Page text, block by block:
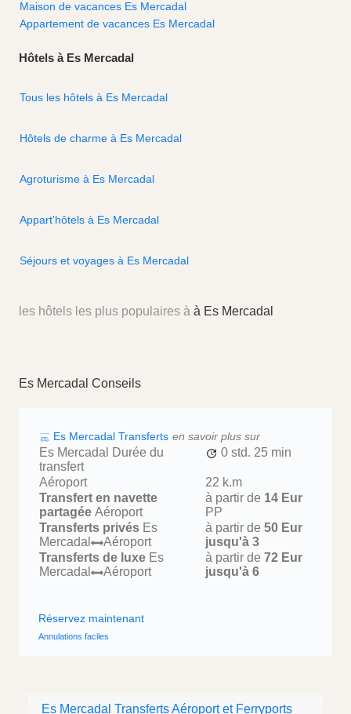
Maison de vacances Es Mercadal
Appartement de vacances Es Mercadal
Hôtels à Es Mercadal
Tous les hôtels à Es Mercadal
Hôtels de charme à Es Mercadal
Agroturisme à Es Mercadal
Appart'hôtels à Es Mercadal
Séjours et voyages à Es Mercadal
les hôtels les plus populaires à à Es Mercadal
Es Mercadal Conseils
Es Mercadal Transferts en savoir plus sur
Es Mercadal Durée du
transfert
0 std. 25 min
Aéroport
22 k.m
Transfert en navette
partagée Aéroport
à partir de 14 Eur
PP
Transferts privés Es
Mercadal
Aéroport
à partir de 50 Eur
jusqu'à 3
Transferts de luxe Es
Mercadal
Aéroport
à partir de 72 Eur
jusqu'à 6
Réservez maintenant
Annulations faciles
Es Mercadal Transferts Aéroport et Ferryports